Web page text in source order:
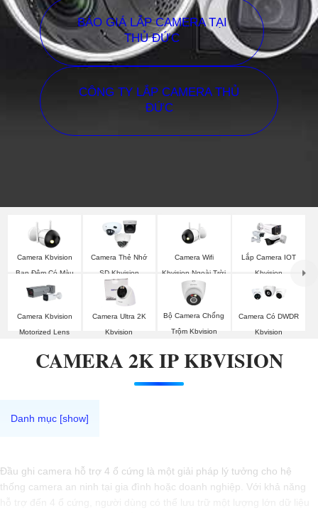
BÁO GIÁ LẮP CAMERA TẠI
THỦ ĐỨC
CÔNG TY LẮP CAMERA THỦ
ĐỨC
Camera Kbvision
Ban Đêm Có Màu
Camera Thẻ Nhớ
SD Kbvision
Camera Wifi
Kbvision Ngoài Trời
Lắp Camera IOT
Kbvision
Camera Kbvision
Motorized Lens
Camera Ultra 2K
Kbvision
Bộ Camera Chống
Trộm Kbvision
Camera Có DWDR
Kbvision
CAMERA 2K IP KBVISION
Đầu ghi camera hỗ trợ 4 ổ cứng là một giải pháp lý tưởng cho hệ
thống camera an ninh tại gia đình hoặc doanh nghiệp. Với khả năng